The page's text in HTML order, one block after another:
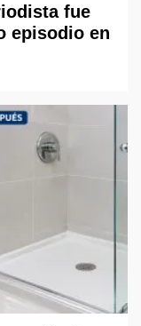
fue
episodio en